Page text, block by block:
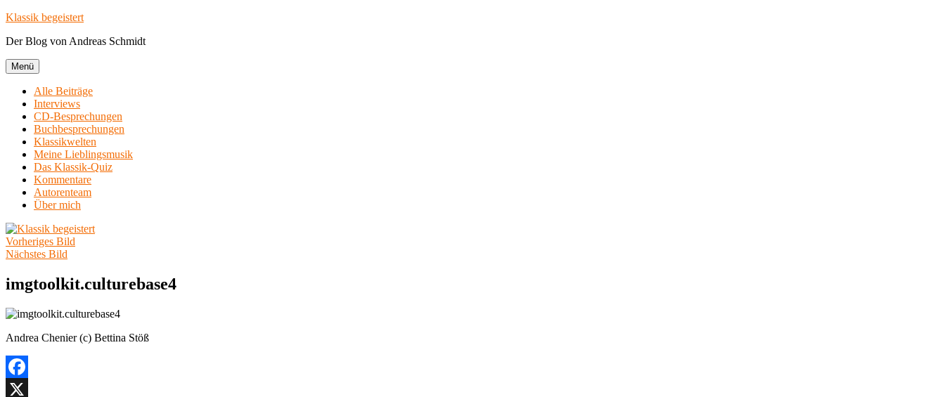
Zum
springen
Klassik begeistert
Der Blog von Andreas Schmidt
Menü
Alle Beiträge
Interviews
CD-Besprechungen
Buchbesprechungen
Klassikwelten
Meine Lieblingsmusik
Das Klassik-Quiz
Kommentare
Autorenteam
Über mich
Vorheriges Bild
Nächstes Bild
imgtoolkit.culturebase4
Andrea Chenier (c) Bettina Stöß
Facebook